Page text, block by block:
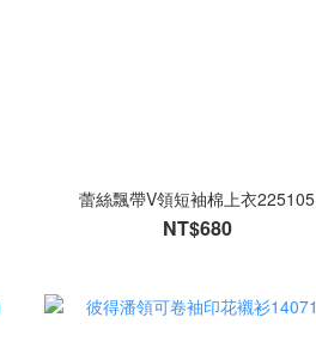
蕾絲飄帶V領短袖棉上衣225105
NT$680